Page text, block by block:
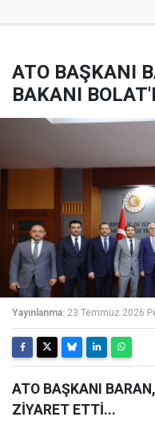
ATO BAŞKANI
BAKANI
Yayınlanma: 23 Temmuz 2026
ATO BAŞKANI
ZİYARET ETTİ...